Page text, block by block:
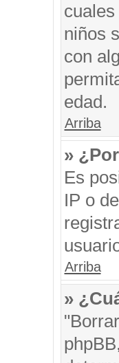
niños
con
edad.
Arriba
»
Es
IP o
Arriba
»